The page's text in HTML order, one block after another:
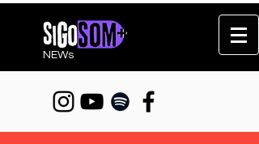
NEWs